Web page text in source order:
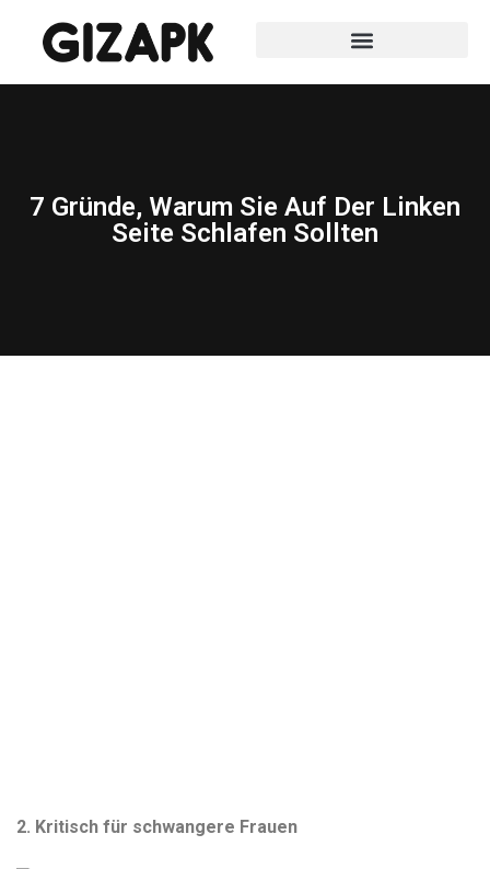
7 Gründe, Warum Sie Auf Der Linken
Seite Schlafen Sollten
2. Kritisch für schwangere Frauen